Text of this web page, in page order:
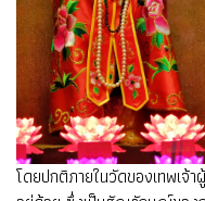
โดยปกติภายในวัดของเทพเจ้